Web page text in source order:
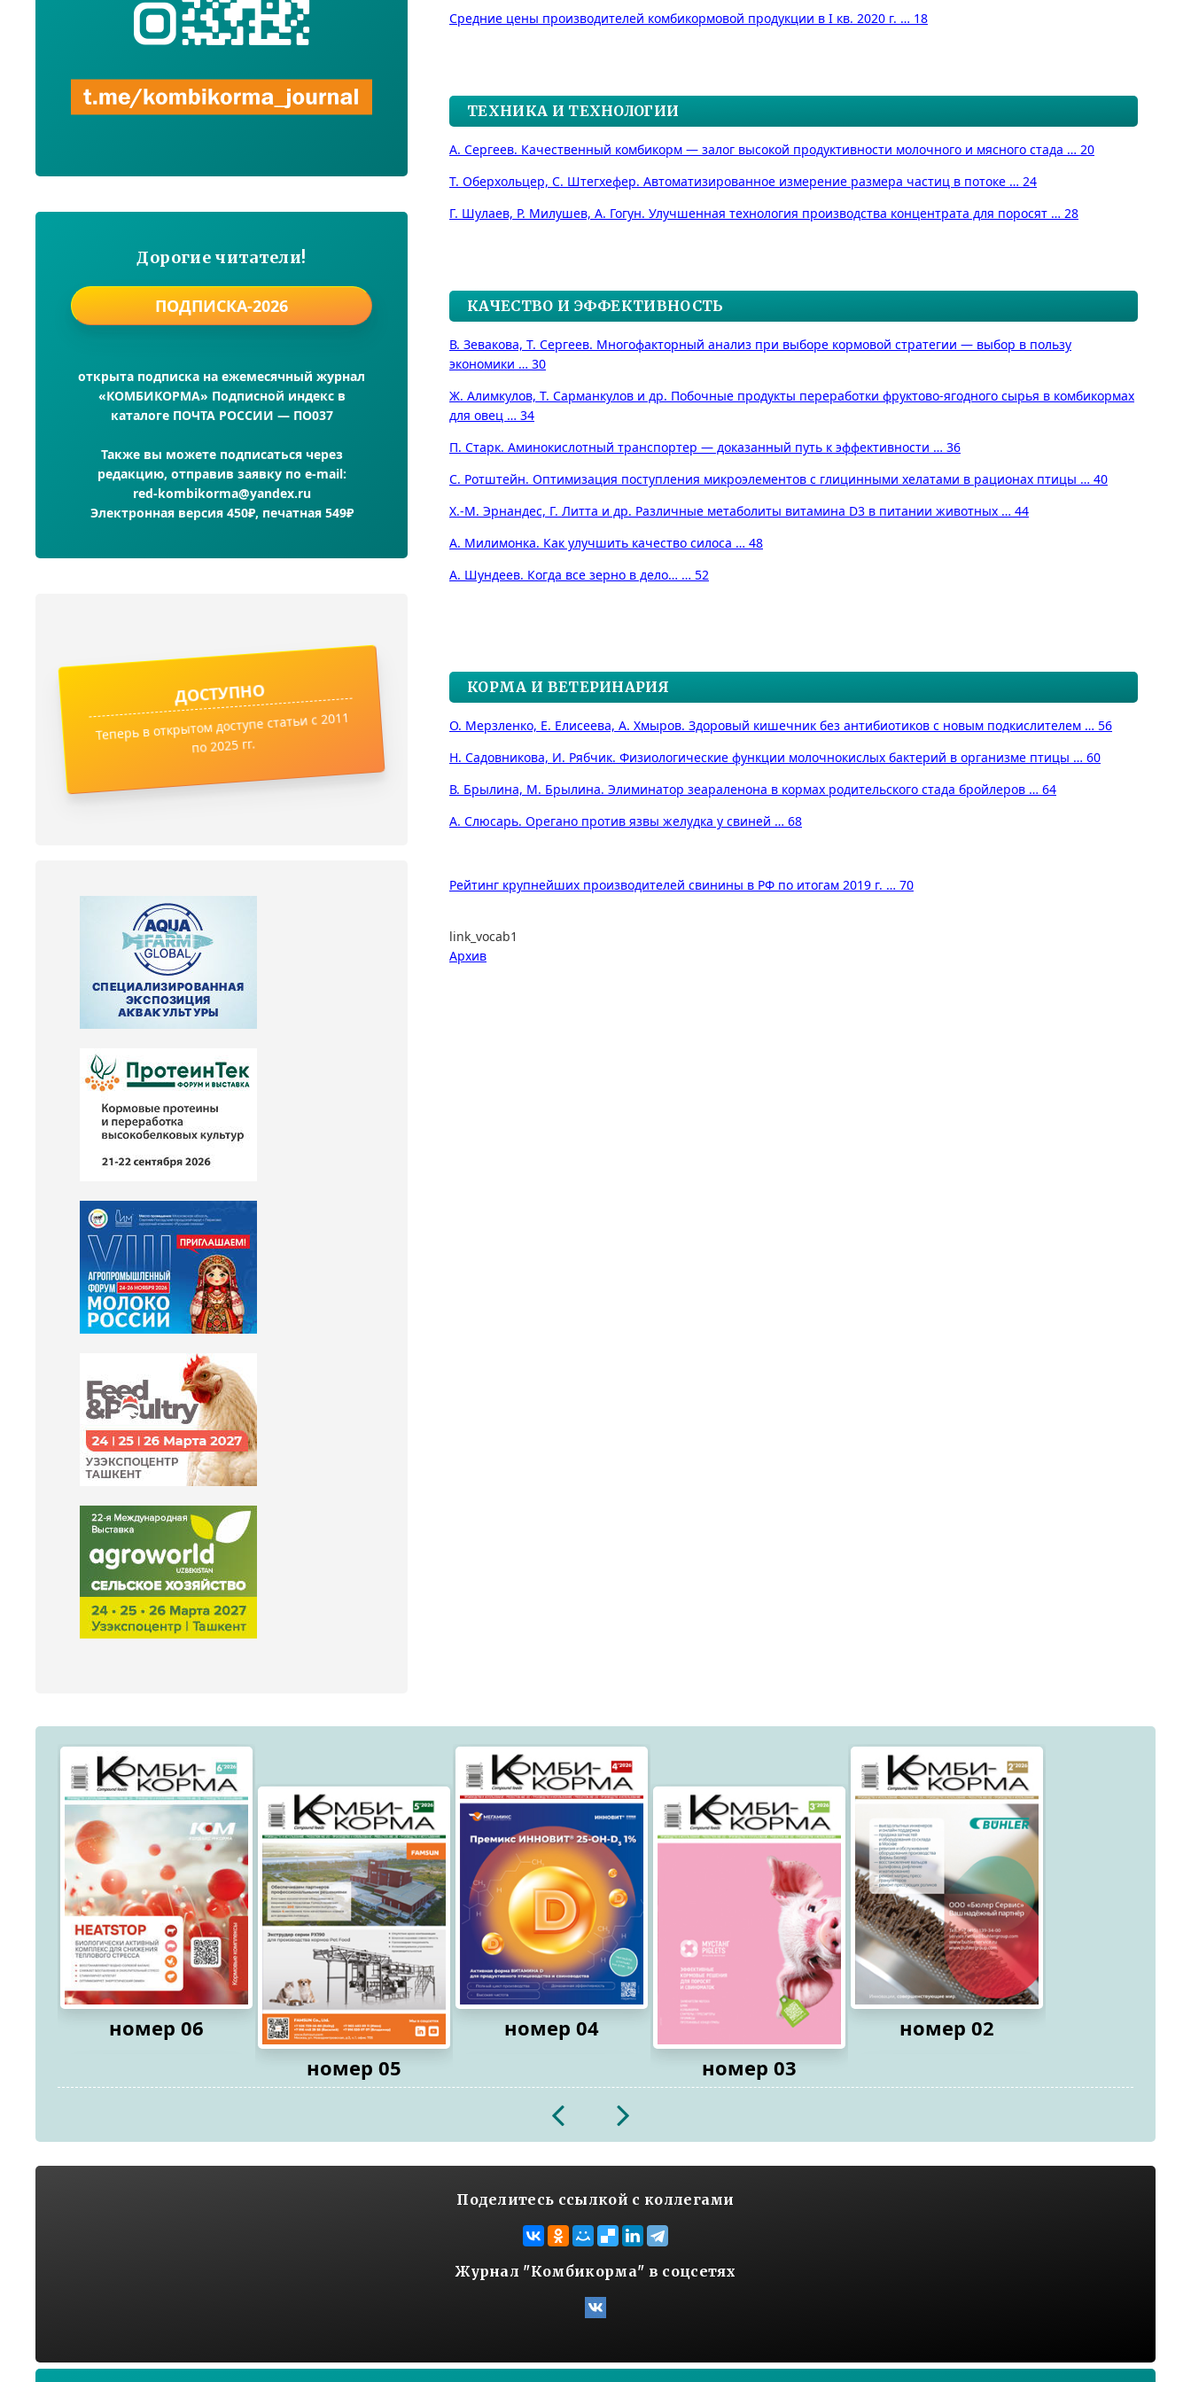
Средние цены производителей комбикормовой продукции в I кв. 2020 г. … 18
ТЕХНИКА И ТЕХНОЛОГИИ
А. Сергеев. Качественный комбикорм — залог высокой продуктивности молочного и мясного стада … 20
Т. Оберхольцер, С. Штегхефер. Автоматизированное измерение размера частиц в потоке … 24
Г. Шулаев, Р. Милушев, А. Гогун. Улучшенная технология производства концентрата для поросят … 28
КАЧЕСТВО И ЭФФЕКТИВНОСТЬ
В. Зевакова, Т. Сергеев. Многофакторный анализ при выборе кормовой стратегии — выбор в пользу
экономики … 30
Ж. Алимкулов, Т. Сарманкулов и др. Побочные продукты переработки фруктово-ягодного сырья в комбикормах
для овец … 34
П. Старк. Аминокислотный транспортер — доказанный путь к эффективности … 36
С. Ротштейн. Оптимизация поступления микроэлементов с глицинными хелатами в рационах птицы … 40
Х.-М. Эрнандес, Г. Литта и др. Различные метаболиты витамина D3 в питании животных … 44
А. Милимонка. Как улучшить качество силоса … 48
А. Шундеев. Когда все зерно в дело… … 52
КОРМА И ВЕТЕРИНАРИЯ
О. Мерзленко, Е. Елисеева, А. Хмыров. Здоровый кишечник без антибиотиков с новым подкислителем … 56
Н. Садовникова, И. Рябчик. Физиологические функции молочнокислых бактерий в организме птицы … 60
В. Брылина, М. Брылина. Элиминатор зеараленона в кормах родительского стада бройлеров … 64
А. Слюсарь. Орегано против язвы желудка у свиней … 68
Рейтинг крупнейших производителей свинины в РФ по итогам 2019 г. … 70
link_vocab1
Архив
Дорогие читатели!
ПОДПИСКА-2026
открыта подписка на ежемесячный журнал
«КОМБИКОРМА» Подписной индекс в
каталоге ПОЧТА РОССИИ — ПО037
Также вы можете подписаться через
редакцию, отправив заявку по e-mail:
red-kombikorma@yandex.ru
Электронная версия 450₽, печатная 549₽
ДОСТУПНО
Теперь в открытом доступе статьи с 2011
по 2025 гг.
номер 06
номер 05
номер 04
номер 03
номер 02
Поделитесь ссылкой с коллегами
Журнал "Комбикорма" в соцсетях